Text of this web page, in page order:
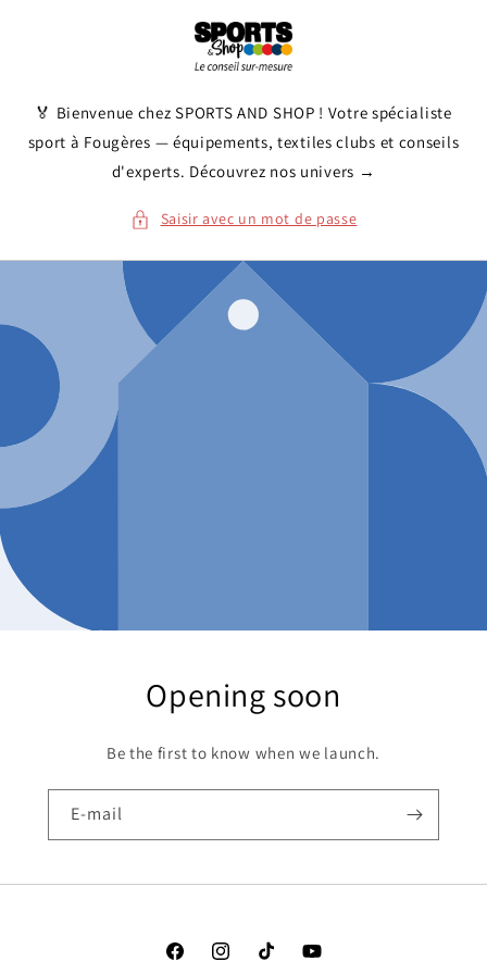
🏅 Bienvenue chez SPORTS AND SHOP ! Votre spécialiste
sport à Fougères — équipements, textiles clubs et conseils
d'experts. Découvrez nos univers →
Saisir avec un mot de passe
Opening soon
Be the first to know when we launch.
E-mail
FacebookInstagramTikTok YouTube